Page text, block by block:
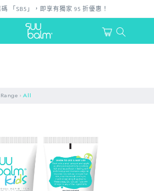
「SB5」，即享有獨家 95 折優惠！
購
物
車
› All